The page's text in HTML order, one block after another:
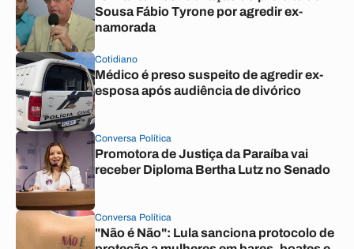
Sousa Fábio Tyrone por agredir ex-
namorada
Cotidiano
Médico é preso suspeito de agredir ex-
esposa após audiência de divórico
Conversa Política
Promotora de Justiça da Paraíba vai
receber Diploma Bertha Lutz no Senado
Conversa Política
"Não é Não": Lula sanciona protocolo de